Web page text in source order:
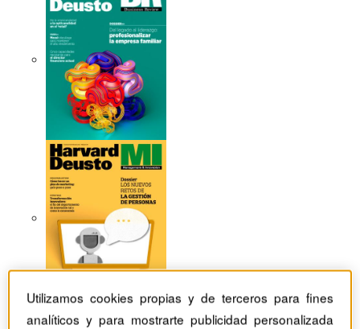
Utilizamos cookies propias y de terceros para fines
analíticos y para mostrarte publicidad personalizada